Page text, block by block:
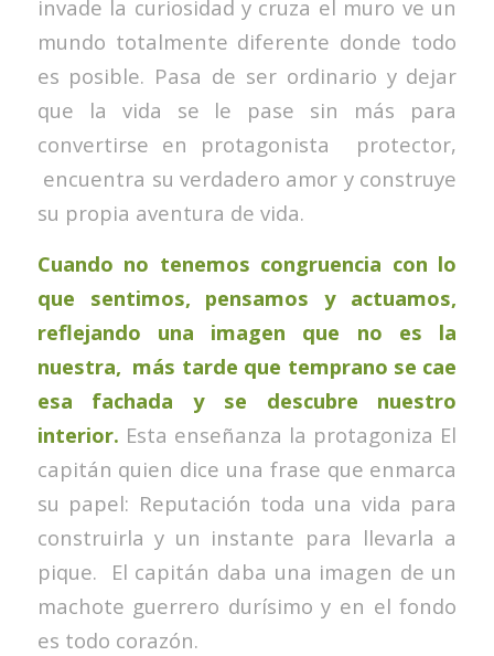
invade la curiosidad y cruza el muro ve un
mundo totalmente diferente donde todo
es posible. Pasa de ser ordinario y dejar
que la vida se le pase sin más para
convertirse en protagonista protector,
encuentra su verdadero amor y construye
su propia aventura de vida.
Cuando no tenemos congruencia con lo
que sentimos, pensamos y actuamos,
reflejando una imagen que no es la
nuestra, más tarde que temprano se cae
esa fachada y se descubre nuestro
interior. Esta enseñanza la protagoniza El
capitán quien dice una frase que enmarca
su papel: Reputación toda una vida para
construirla y un instante para llevarla a
pique. El capitán daba una imagen de un
machote guerrero durísimo y en el fondo
es todo corazón.